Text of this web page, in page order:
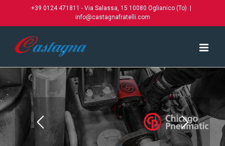
+39 0124 471811 - Via Salassa, 15 10080 Oglianico (To)
info@castagnafratelli.com